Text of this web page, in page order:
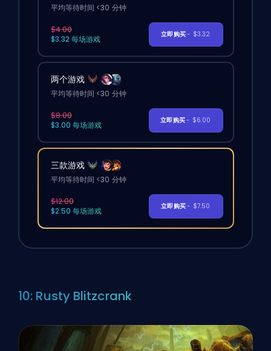
平均等待时间 <30 分钟
$4.00
$3.32 每场游戏
立即购买- $3.32
两个游戏
平均等待时间 <30 分钟
$8.00
$3.00 每场游戏
立即购买- $6.00
三款游戏
平均等待时间 <30 分钟
$12.00
$2.50 每场游戏
立即购买- $7.50
10: Rusty Blitzcrank